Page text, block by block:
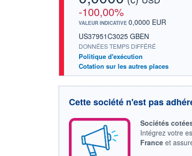
-100,00%
VALEUR INDICATIVE 0,0000 EUR
US37951C3025 GBEN
DONNÉES TEMPS DIFFÉRÉ
Politique d'exécution
Cotation sur les autres places
Cette société n'est pas
Sociétés
Intégrez votre
France et